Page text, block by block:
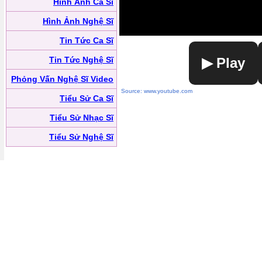
Hình Ảnh Nghệ Sĩ
Tin Tức Ca Sĩ
Tin Tức Nghệ Sĩ
Phỏng Vấn Nghệ Sĩ Video
Tiểu Sử Ca Sĩ
Tiểu Sử Nhạc Sĩ
Tiểu Sử Nghệ Sĩ
▶ Play
Source: www.youtube.com